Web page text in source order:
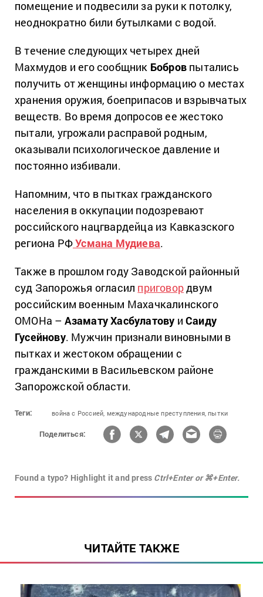
помещение и подвесили за руки к потолку,
неоднократно били бутылками с водой.
В течение следующих четырех дней
Махмудов и его сообщник Бобров пытались
получить от женщины информацию о местах
хранения оружия, боеприпасов и взрывчатых
веществ. Во время допросов ее жестоко
пытали, угрожали расправой родным,
оказывали психологическое давление и
постоянно избивали.
Напомним, что в пытках гражданского
населения в оккупации подозревают
российского нацгвардейца из Кавказского
региона РФУсмана Мудиева.
Также в прошлом году Заводской районный
суд Запорожья огласил приговордвум
российским военным Махачкалинского
ОМОНа – Азамату Хасбулатову иСаиду
Гусейнову. Мужчин признали виновными в
пытках и жестоком обращении с
гражданскими в Васильевском районе
Запорожской области.
Теги: война с Россией, международные преступления, пытки
Поделиться:
Found a typo? Highlight it and press Ctrl+Enter or ⌘+Enter.
ЧИТАЙТЕ ТАКЖЕ